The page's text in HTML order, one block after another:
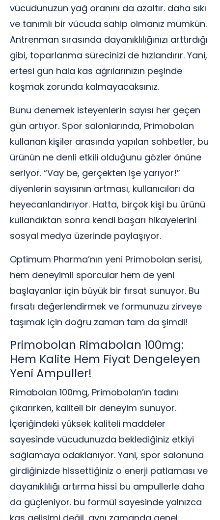
vücudunuzun yağ oranını da azaltır. daha sıkı
ve tanımlı bir vücuda sahip olmanız mümkün.
Antrenman sırasında dayanıklılığınızı arttırdığı
gibi, toparlanma sürecinizi de hızlandırır. Yani,
ertesi gün hala kas ağrılarınızın peşinde
koşmak zorunda kalmayacaksınız.
Bunu denemek isteyenlerin sayısı her geçen
gün artıyor. Spor salonlarında, Primobolan
kullanan kişiler arasında yapılan sohbetler, bu
ürünün ne denli etkili olduğunu gözler önüne
seriyor. “Vay be, gerçekten işe yarıyor!”
diyenlerin sayısının artması, kullanıcıları da
heyecanlandırıyor. Hatta, birçok kişi bu ürünü
kullandıktan sonra kendi başarı hikayelerini
sosyal medya üzerinde paylaşıyor.
Optimum Pharma’nın yeni Primobolan serisi,
hem deneyimli sporcular hem de yeni
başlayanlar için büyük bir fırsat sunuyor. Bu
fırsatı değerlendirmek ve formunuzu zirveye
taşımak için doğru zaman tam da şimdi!
Primobolan Rimabolan 100mg:
Hem Kalite Hem Fiyat Dengeleyen
Yeni Ampuller!
Rimabolan 100mg, Primobolan’ın tadını
çıkarırken, kaliteli bir deneyim sunuyor.
İçeriğindeki yüksek kaliteli maddeler
sayesinde vücudunuzda beklediğiniz etkiyi
sağlamaya odaklanıyor. Yani, spor salonuna
girdiğinizde hissettiğiniz o enerji patlaması ve
dayanıklılığı artırma hissi bu ampullerle daha
da güçleniyor. bu formül sayesinde yalnızca